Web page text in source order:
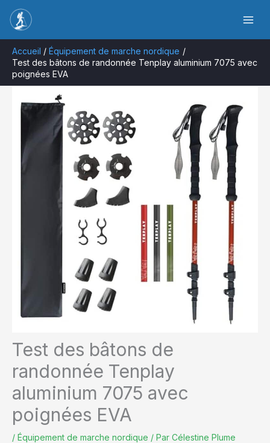
contenu
Accueil
Équipement de marche nordique
Test des bâtons de randonnée Tenplay aluminium 7075 avec
poignées EVA
Test des bâtons de
randonnée Tenplay
aluminium 7075 avec
poignées EVA
/ Équipement de marche nordique / Par Célestine Plume
Rechercher